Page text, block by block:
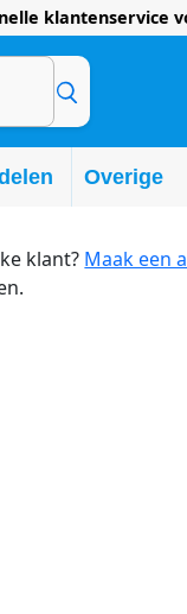
Overige
klant? Maak een